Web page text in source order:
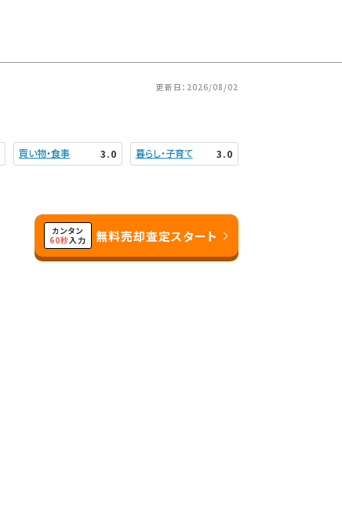
更新日：2026/08/02
買い物・食事 3.0 暮らし・子育て 3.0
カンタン
60秒入力 無料売却査定スタート